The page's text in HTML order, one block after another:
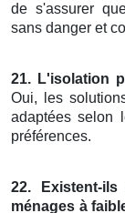
de s'assurer
sans danger et
21. L'isolation
Oui, les
adaptées selon
préférences.
22. Existent-
ménages à